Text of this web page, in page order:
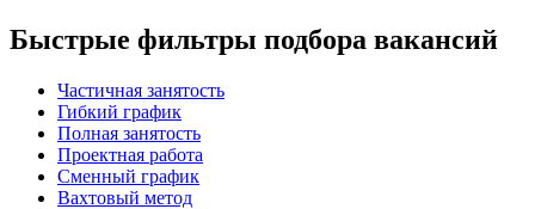
Быстрые фильтры подбора вакансий
Частичная занятость
Гибкий график
Полная занятость
Проектная работа
Сменный график
Вахтовый метод